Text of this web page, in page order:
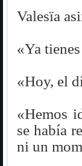
Valesïa
«Ya
«Hoy, el
«Hemos
se había
ni un